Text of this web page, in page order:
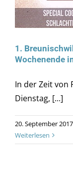
1.
Wochenende
In der Zeit von
Dienstag, [...]
20. September 2017
Weiterlesen